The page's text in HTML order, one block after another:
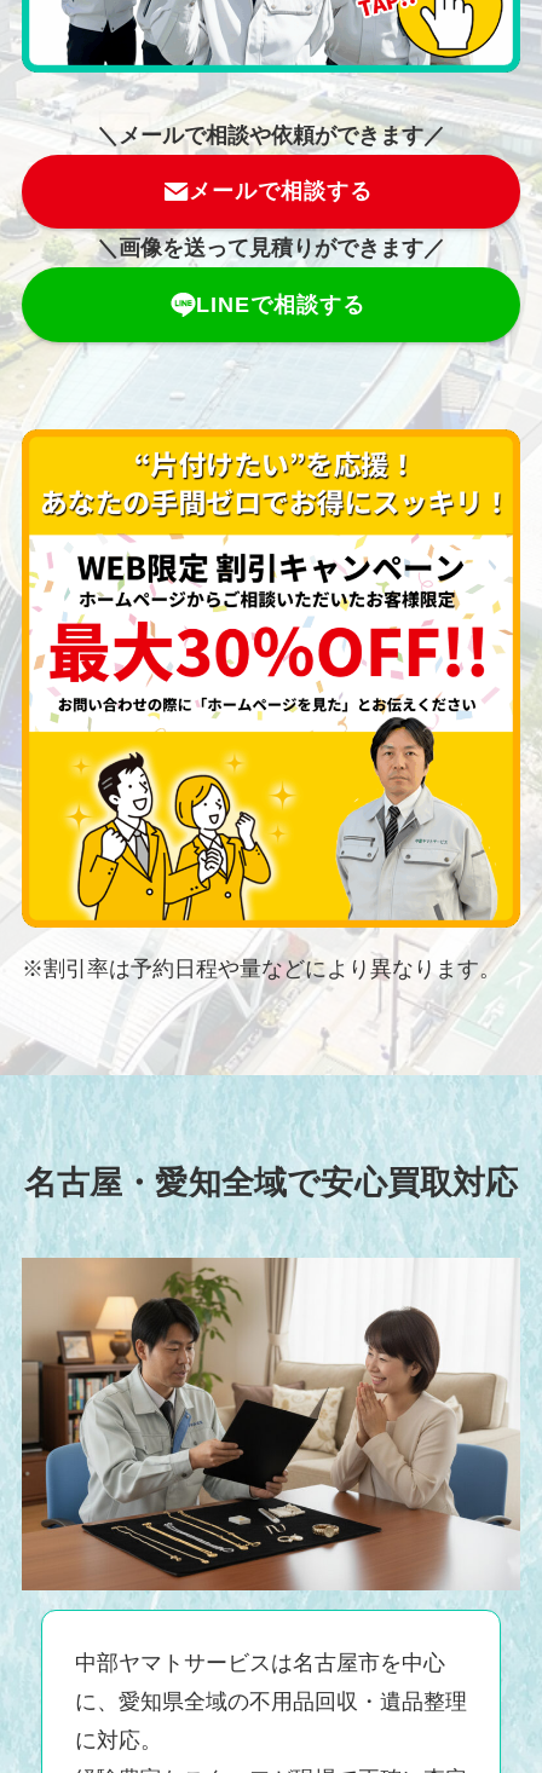
＼メールで相談や依頼ができます／
メールで相談する
＼画像を送って見積りができます／
LINEで相談する
※割引率は予約日程や量などにより異なります。
名古屋・愛知全域で安心買取対応
中部ヤマトサービスは名古屋市を中心
に、愛知県全域の不用品回収・遺品整理
に対応。